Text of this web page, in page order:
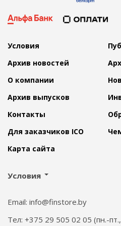
Условия
Архив новостей
О компании
Архив выпусков
Контакты
Для заказчиков ICO
Карта сайта
Условия
Email: info@finstore.by
Тел: +375 29 505 02 05 (пн.-